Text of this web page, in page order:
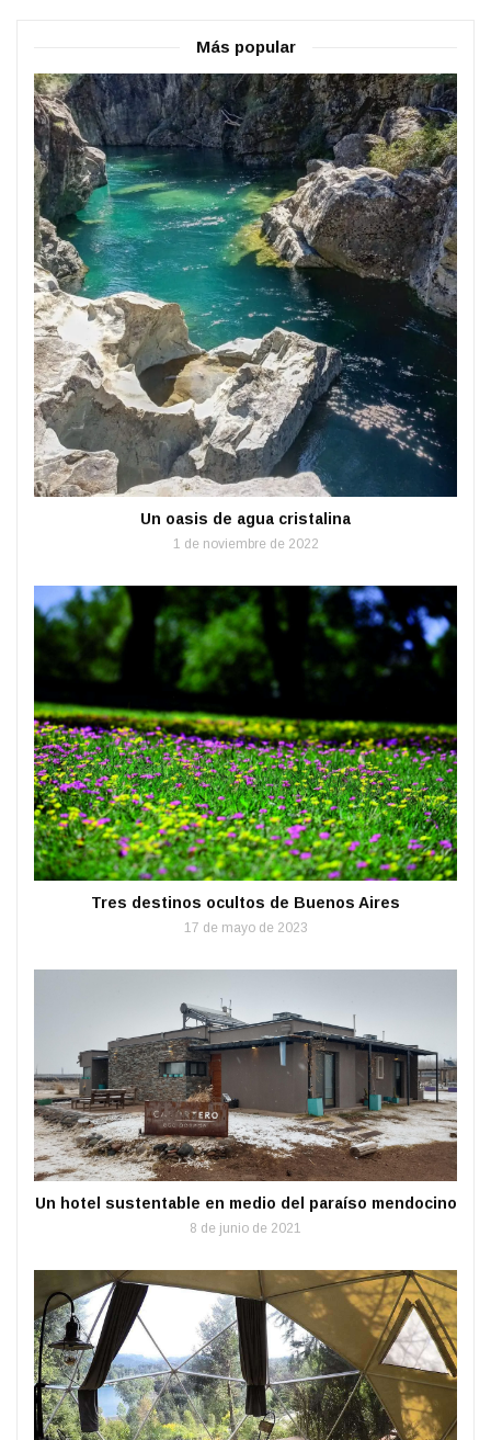
Más popular
Un oasis de agua cristalina
1 de noviembre de 2022
Tres destinos ocultos de Buenos Aires
17 de mayo de 2023
Un hotel sustentable en medio del paraíso mendocino
8 de junio de 2021